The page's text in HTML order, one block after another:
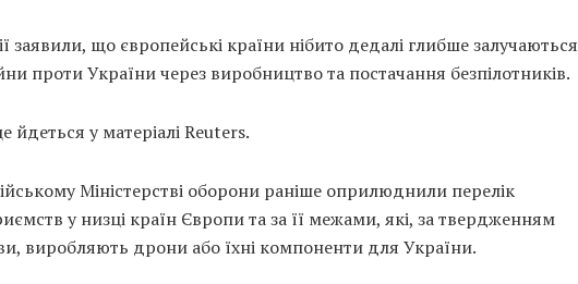
заявили, що європейські країни нібито дедалі глибше залучаються
проти України через виробництво та постачання безпілотників.
йдеться у матеріалі Reuters.
Міністерстві оборони раніше оприлюднили перелік
у низці країн Європи та за її межами, які, за твердженням
виробляють дрони або їхні компоненти для України.